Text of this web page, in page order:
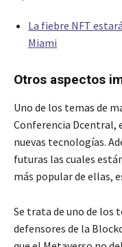
La fiebre NFT
Miami
Otros aspectos
Uno de los temas de
Conferencia Dcentral,
nuevas tecnologías.
futuras las cuales
más popular de ellas,
Se trata de uno de los
defensores de la